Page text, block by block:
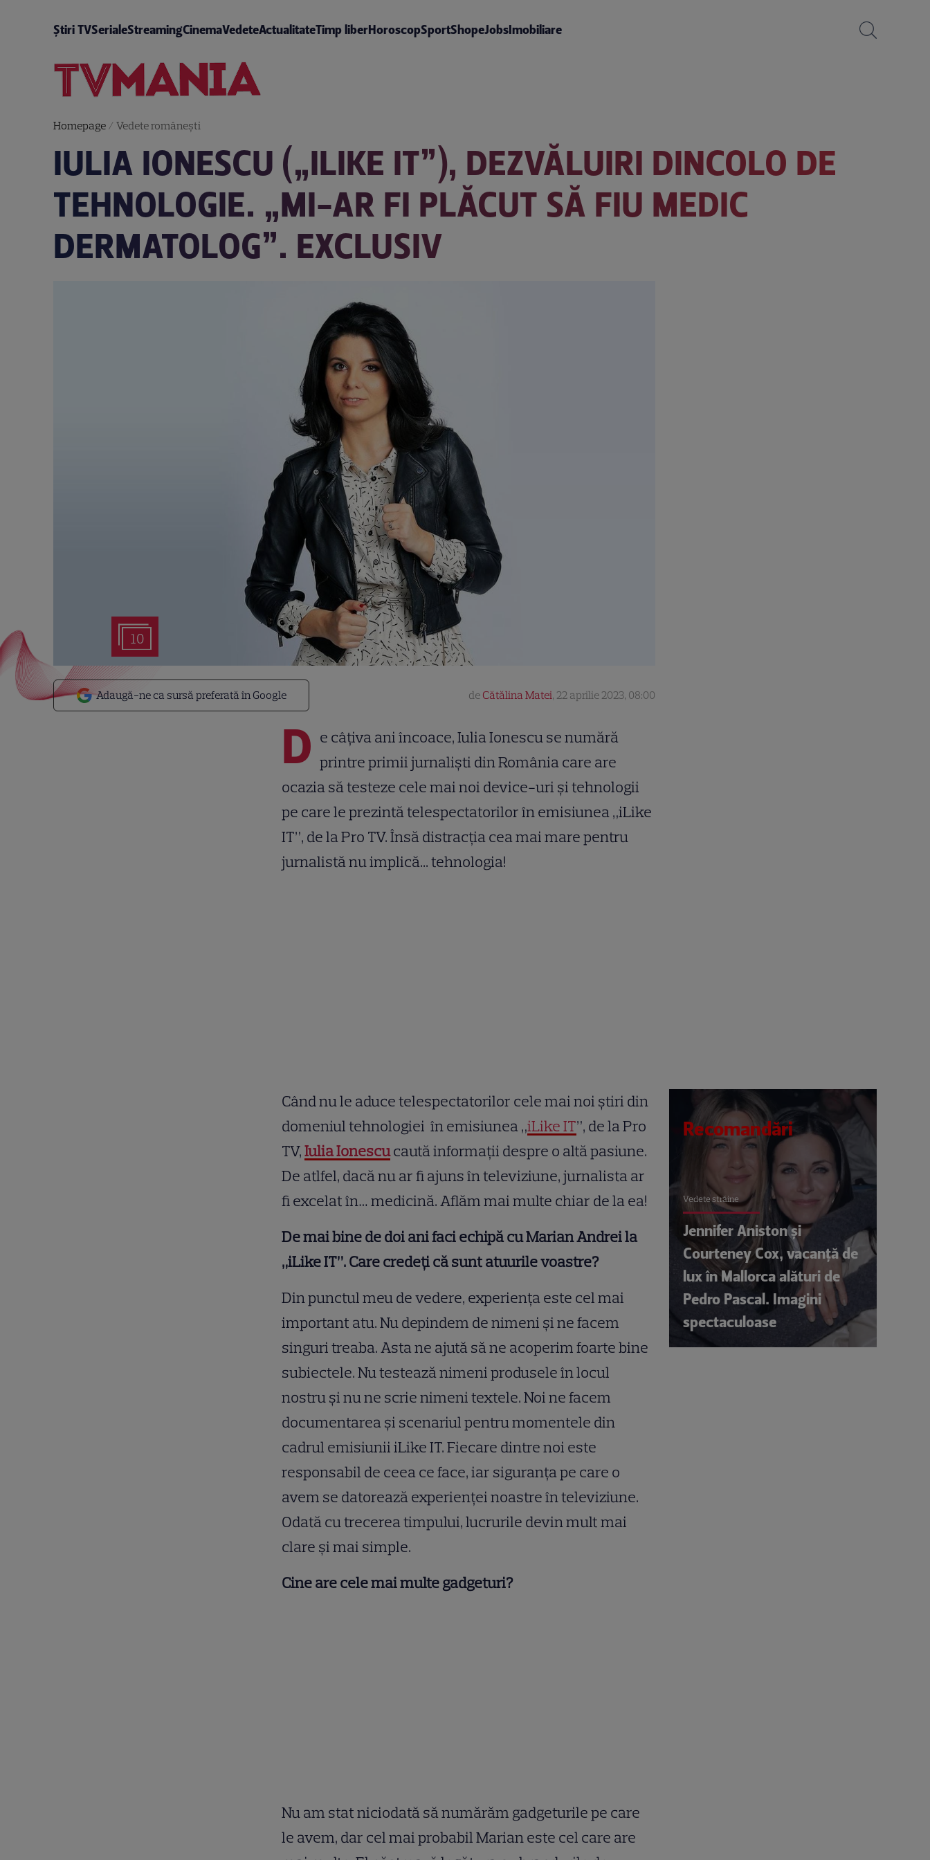
Știri TVSerialeStreamingCinemaVedeteActualitateTimp liberHoroscopSportShopeJobsImobiliare
Homepage/ Vedete româneşti
IULIA IONESCU („ILIKE IT”), DEZVĂLUIRI DINCOLO DE
TEHNOLOGIE. „MI-AR FI PLĂCUT SĂ FIU MEDIC
DERMATOLOG”. EXCLUSIV
10
Adaugă-ne ca sursă preferată în Google de Cătălina Matei, 22 aprilie 2023, 08:00
D e câțiva ani încoace, Iulia Ionescu se numără
printre primii jurnaliști din România care are
ocazia să testeze cele mai noi device-uri și tehnologii
pe care le prezintă telespectatorilor în emisiunea „iLike
IT”, de la Pro TV. Însă distracția cea mai mare pentru
jurnalistă nu implică... tehnologia!
Când nu le aduce telespectatorilor cele mai noi știri din
domeniul tehnologiei în emisiunea „iLike IT”, de la Pro
TV,Iulia Ionescucaută informații despre o altă pasiune.
De atlfel, dacă nu ar fi ajuns în televiziune, jurnalista ar
fi excelat în… medicină. Aflăm mai multe chiar de la ea!
De mai bine de doi ani faci echipă cu Marian Andrei la
„iLike IT”. Care credeți că sunt atuurile voastre?
Din punctul meu de vedere, experiența este cel mai
important atu. Nu depindem de nimeni și ne facem
singuri treaba. Asta ne ajută să ne acoperim foarte bine
subiectele. Nu testează nimeni produsele în locul
nostru și nu ne scrie nimeni textele. Noi ne facem
documentarea și scenariul pentru momentele din
cadrul emisiunii iLike IT. Fiecare dintre noi este
responsabil de ceea ce face, iar siguranța pe care o
avem se datorează experienței noastre în televiziune.
Odată cu trecerea timpului, lucrurile devin mult mai
clare și mai simple.
Cine are cele mai multe gadgeturi?
Nu am stat niciodată să numărăm gadgeturile pe care
le avem, dar cel mai probabil Marian este cel care are
Recomandări
Vedete străine
Jennifer Aniston și
Courteney Cox, vacanță de
lux în Mallorca alături de
Pedro Pascal. Imagini
spectaculoase